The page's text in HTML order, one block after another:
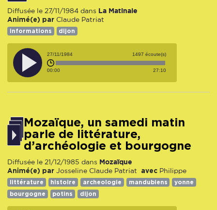
Diffusée le 27/11/1984 dans La Matinale
Animé(e) par Claude Patriat
informations dijon
27/11/1984 1497 écoute(s)
00:00 27:10
Mozaïque, un samedi matin
parle de littérature,
d’archéologie et bourgogne
Diffusée le 21/12/1985 dans Mozaïque
Animé(e) par Josseline Claude Patriat avec Philippe
littérature histoire archeologie mandubiens
yonne
bourgogne
potins dijon